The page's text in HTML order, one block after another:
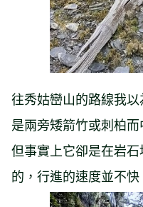
往秀姑巒山的路線我
是兩旁矮箭竹或刺柏
但事實上它卻是在岩
的，行進的速度並不